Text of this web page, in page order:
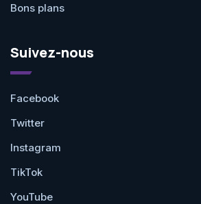
Bons plans
Suivez-nous
Facebook
Twitter
Instagram
TikTok
YouTube